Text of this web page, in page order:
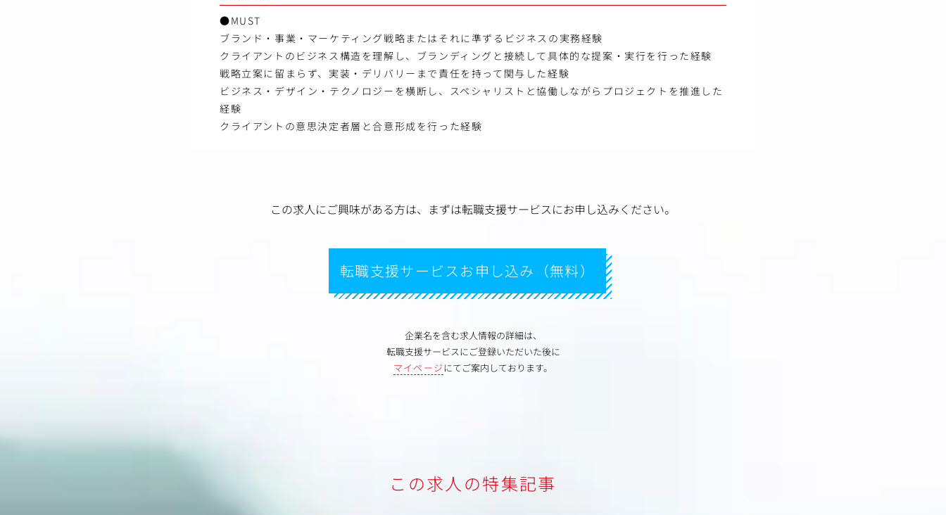
●MUST
ブランド・事業・マーケティング戦略またはそれに準ずるビジネスの実務経験
クライアントのビジネス構造を理解し、ブランディングと接続して具体的な提案・実行を行った経験
戦略立案に留まらず、実装・デリバリーまで責任を持って関与した経験
ビジネス・デザイン・テクノロジーを横断し、スペシャリストと協働しながらプロジェクトを推進した
経験
クライアントの意思決定者層と合意形成を行った経験
この求人にご興味がある方は、 まずは転職支援サービスにお申し込みください。
転職支援サービスお申し込み（無料）
企業名を含む求人情報の詳細は、
転職支援サービスにご登録いただいた後に
マイページにてご案内しております。
この求人の特集記事